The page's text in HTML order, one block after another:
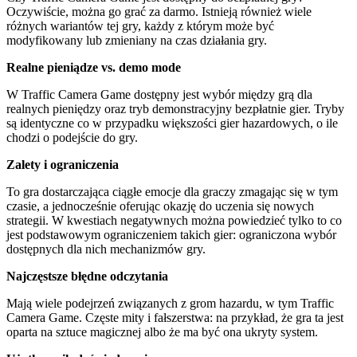
Oczywiście, można go grać za darmo. Istnieją również wiele
różnych wariantów tej gry, każdy z którym może być
modyfikowany lub zmieniany na czas działania gry.
Realne pieniądze vs. demo mode
W Traffic Camera Game dostępny jest wybór między grą dla
realnych pieniędzy oraz tryb demonstracyjny bezpłatnie gier. Tryby
są identyczne co w przypadku większości gier hazardowych, o ile
chodzi o podejście do gry.
Zalety i ograniczenia
To gra dostarczająca ciągłe emocje dla graczy zmagając się w tym
czasie, a jednocześnie oferując okazję do uczenia się nowych
strategii. W kwestiach negatywnych można powiedzieć tylko to co
jest podstawowym ograniczeniem takich gier: ograniczona wybór
dostępnych dla nich mechanizmów gry.
Najczęstsze błędne odczytania
Mają wiele podejrzeń związanych z grom hazardu, w tym Traffic
Camera Game. Częste mity i fałszerstwa: na przykład, że gra ta jest
oparta na sztuce magicznej albo że ma być ona ukryty system.